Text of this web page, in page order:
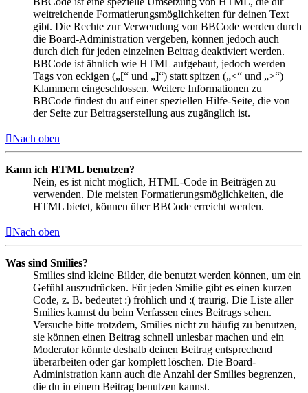
weitreichende Formatierungsmöglichkeiten für deinen Text
gibt. Die Rechte zur Verwendung von BBCode werden durch
die Board-Administration vergeben, können jedoch auch
durch dich für jeden einzelnen Beitrag deaktiviert werden.
BBCode ist ähnlich wie HTML aufgebaut, jedoch werden
Tags von eckigen („[“ und „]“) statt spitzen („<“ und „>“)
Klammern eingeschlossen. Weitere Informationen zu
BBCode findest du auf einer speziellen Hilfe-Seite, die von
der Seite zur Beitragserstellung aus zugänglich ist.
Nach oben
Kann ich HTML benutzen?
Nein, es ist nicht möglich, HTML-Code in Beiträgen zu
verwenden. Die meisten Formatierungsmöglichkeiten, die
HTML bietet, können über BBCode erreicht werden.
Nach oben
Was sind Smilies?
Smilies sind kleine Bilder, die benutzt werden können, um ein
Gefühl auszudrücken. Für jeden Smilie gibt es einen kurzen
Code, z. B. bedeutet :) fröhlich und :( traurig. Die Liste aller
Smilies kannst du beim Verfassen eines Beitrags sehen.
Versuche bitte trotzdem, Smilies nicht zu häufig zu benutzen,
sie können einen Beitrag schnell unlesbar machen und ein
Moderator könnte deshalb deinen Beitrag entsprechend
überarbeiten oder gar komplett löschen. Die Board-
Administration kann auch die Anzahl der Smilies begrenzen,
die du in einem Beitrag benutzen kannst.